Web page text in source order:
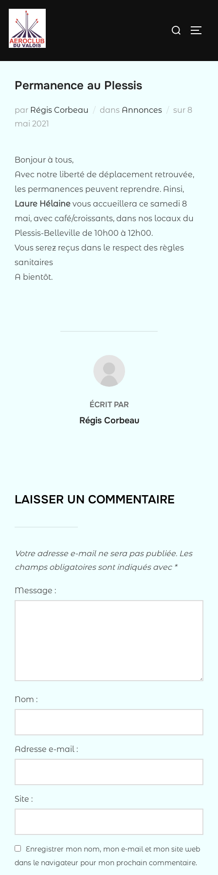
contenu
Rechercher :
Permanence au Plessis
par Régis Corbeau dans Annonces sur Publié
8
mai 2021
Bonjour à tous,
Avec notre liberté de déplacement retrouvée,
les permanences peuvent reprendre. Ainsi,
Laure Hélaine vous accueillera ce samedi 8
mai, avec café/croissants, dans nos locaux du
Plessis-Belleville de 10h00 à 12h00.
Vous serez reçus dans le respect des règles
sanitaires
A bientôt.
AUTEUR DE LA PUBLICATION
ÉCRIT PAR
Régis Corbeau
LAISSER UN COMMENTAIRE
Votre adresse e-mail ne sera pas publiée. Les
champs obligatoires sont indiqués avec *
Message :
Nom :
Adresse e-mail :
Site :
Enregistrer mon nom, mon e-mail et mon site web
dans le navigateur pour mon prochain commentaire.